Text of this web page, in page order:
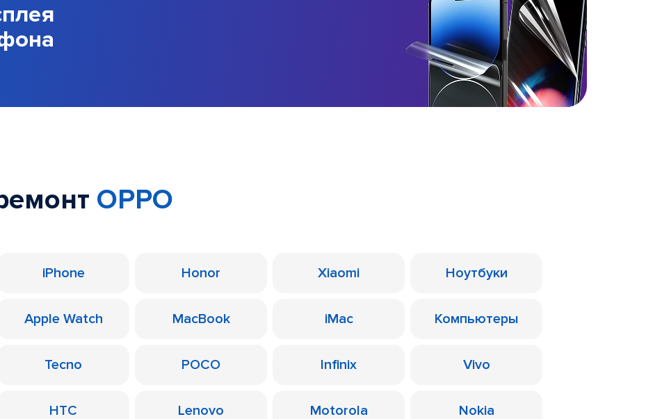
OPPO
iPhone Honor Xiaomi Ноутбуки
Apple Watch MacBook iMac Компьютеры
Tecno POCO Infinix Vivo
HTC Lenovo Motorola Nokia